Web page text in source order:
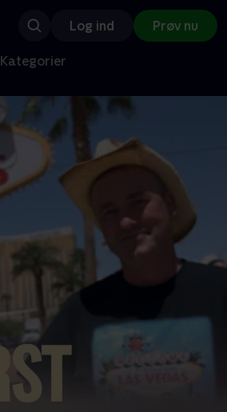
Log ind Prøv nu
Kategorier